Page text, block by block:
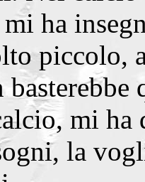
ha
piccolo,
mi ha
la